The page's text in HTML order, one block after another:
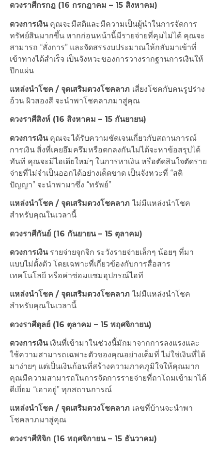
ดวงราศีกรกฎ (16 กรกฎาคม – 15 สิงหาคม)
ดวงการเงินคุณจะมีสติและมีความเป็นผู้นำในการจัดการ
ทรัพย์สินมากขึ้น หากก่อนหน้านี้มีรายจ่ายที่คุมไม่ได้ คุณจะ
สามารถ “สั่งการ” และจัดสรรงบประมาณให้กลับมาเข้าที่
เข้าทางได้สำเร็จ เป็นจังหวะของการวางรากฐานการเงินให้
ปึกแผ่น
แหล่งนำโชค / จุดเสริมดวงโชคลาภ เสี่ยงโชคกับคนรูปร่าง
อ้วน ผิวสองสี จะนำพาโชคลาภมาสู่คุณ
ดวงราศีสิงห์ (16 สิงหาคม – 15 กันยายน)
ดวงการเงินคุณจะได้รับความชัดเจนเกี่ยวกับสถานการณ์
การเงิน สิ่งที่เคยอึมครึมหรือตกลงกันไม่ได้จะหาข้อสรุปได้
ทันที คุณจะมีไอเดียใหม่ๆ ในการหาเงิน หรือตัดสินใจตัดราย
จ่ายที่ไม่จำเป็นออกได้อย่างเด็ดขาด เป็นจังหวะที่ “สติ
ปัญญา” จะนำพามาซึ่ง “ทรัพย์”
แหล่งนำโชค / จุดเสริมดวงโชคลาภไม่มีแหล่งนำโชค
สำหรับคุณในเวลานี้
ดวงราศีกันย์ (16 กันยายน – 15 ตุลาคม)
ดวงการเงินรายจ่ายจุกจิก ระวังรายจ่ายเล็กๆ น้อยๆ ที่มา
แบบไม่ตั้งตัว โดยเฉพาะที่เกี่ยวข้องกับการสื่อสาร
เทคโนโลยี หรือค่าซ่อมแซมอุปกรณ์ไอที
แหล่งนำโชค / จุดเสริมดวงโชคลาภไม่มีแหล่งนำโชค
สำหรับคุณในเวลานี้
ดวงราศีตุลย์ (16 ตุลาคม – 15 พฤศจิกายน)
ดวงการเงินเงินที่เข้ามาในช่วงนี้มักมาจากการลงแรงและ
ใช้ความสามารถเฉพาะตัวของคุณอย่างเต็มที่ ไม่ใช่เงินที่ได้
มาง่ายๆ แต่เป็นเงินก้อนที่สร้างความภาคภูมิใจให้คุณมาก
คุณมีความสามารถในการจัดการรายจ่ายที่ถาโถมเข้ามาได้
ดีเยี่ยม “เอาอยู่” ทุกสถานการณ์
แหล่งนำโชค / จุดเสริมดวงโชคลาภ เลขที่บ้านจะนำพา
โชคลาภมาสู่คุณ
ดวงราศีพิจิก (16 พฤศจิกายน – 15 ธันวาคม)